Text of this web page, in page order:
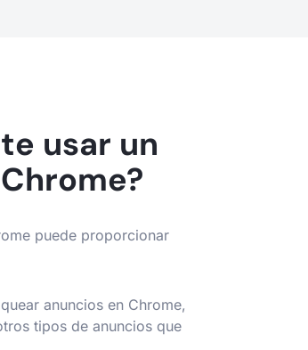
usar un
puede proporcionar
anuncios en Chrome,
tipos de anuncios que